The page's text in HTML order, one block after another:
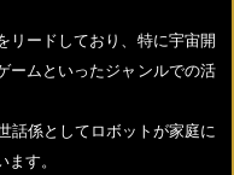
リードしており、特に宇宙開
ームといったジャンルでの活
話係としてロボットが家庭に
す。